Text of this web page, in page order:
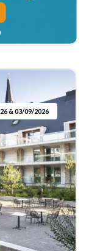
& 03/09/2026